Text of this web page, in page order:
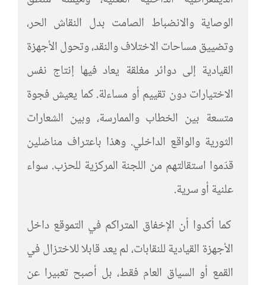
الوصاية والانضباط الصامت بدل النقاش الحر،
وتضييق مساحات الاختلاف والنقد، وتحول الأجهزة
القيادية إلى دوائر مغلقة يعاد فيها إنتاج نفس
الاختيارات دون تقييم أو مساءلة. كما يعيش فجوة
متسعة بين الخطاب والممارسة، وبين الشعارات
الثورية والواقع الداخلي. وهذا باعتراف مناضلين
قدّموا استقالتهم من اللجنة المركزية للحزب. سواء
علنية أو سرية.
كما أكدوا أن الإخفاق المتراكم في التموقع داخل
الأجهزة القيادية للنقابات، لم يعد قابلا للاختزال في
القمع أو السياق العام فقط، بل أصبح تعبيرا عن